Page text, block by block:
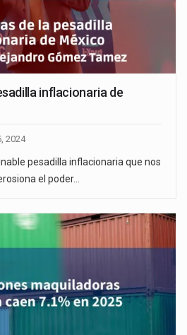
inflacionaria de
2024
pesadilla inflacionaria que nos
el poder…